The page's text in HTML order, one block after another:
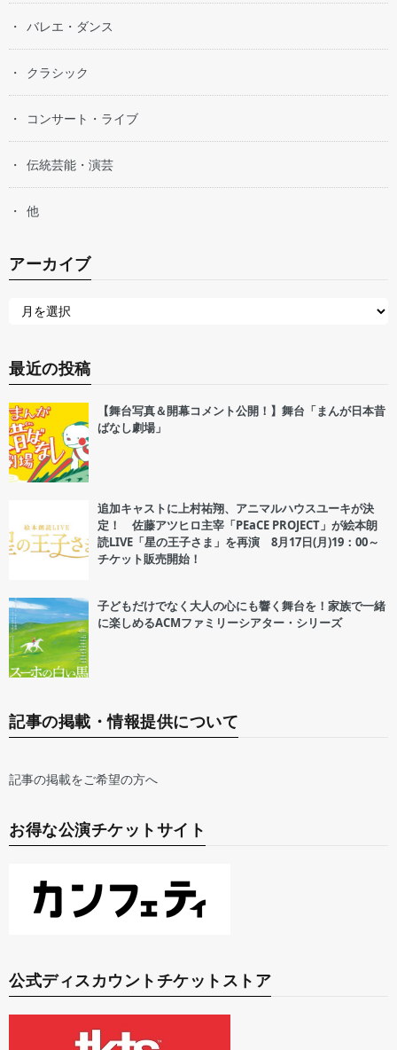
バレエ・ダンス
クラシック
コンサート・ライブ
伝統芸能・演芸
他
アーカイブ
最近の投稿
【舞台写真＆開幕コメント公開！】舞台「まんが日本昔
ばなし劇場」
追加キャストに上村祐翔、アニマルハウスユーキが決
定！ 佐藤アツヒロ主宰「PEaCE PROJECT」が絵本朗
読LIVE「星の王子さま」を再演 8月17日(月)19：00～
チケット販売開始！
子どもだけでなく大人の心にも響く舞台を！家族で一緒
に楽しめるACMファミリーシアター・シリーズ
記事の掲載・情報提供について
記事の掲載をご希望の方へ
お得な公演チケットサイト
公式ディスカウントチケットストア